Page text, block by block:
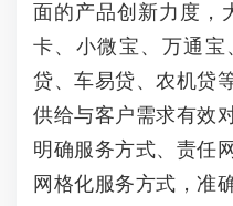
面的产品创新力度，
卡、小微宝、万通
贷、车易贷、农机贷
供给与客户需求有效
明确服务方式、责任
网格化服务方式，准